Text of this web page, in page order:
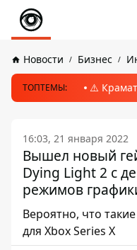
Новости Бизнес
ТОПТЕМЫ: ⚠️
16:03, 21 января 2022
Вышел новый
Dying Light 2 с
режимов
Вероятно, что
для Xbox Series X